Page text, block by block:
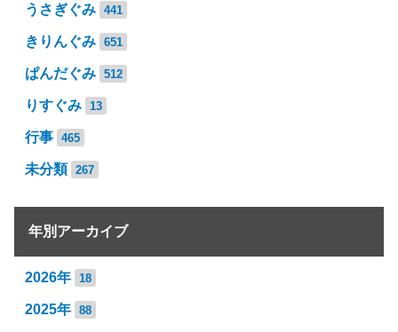
うさぎぐみ 441
きりんぐみ 651
ぱんだぐみ 512
りすぐみ 13
行事 465
未分類 267
年別アーカイブ
2026年 18
2025年 88